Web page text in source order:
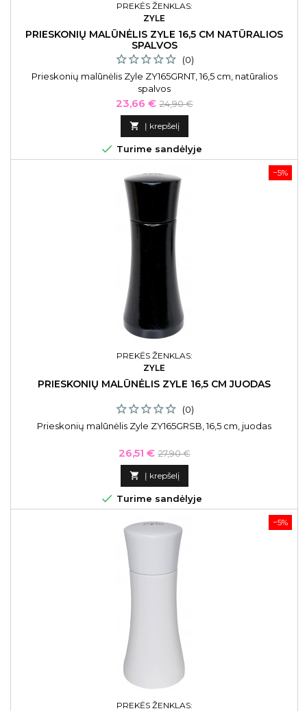
PREKĖS ŽENKLAS:
ZYLE
PRIESKONIŲ MALŪNĖLIS ZYLE 16,5 CM NATŪRALIOS
SPALVOS
(0)
Prieskonių malūnėlis Zyle ZY165GRNT, 16,5 cm, natūralios
spalvos
Kaina
23,66 € Bazinė
kaina
24,90 €
 Į krepšelį
 Turime sandėlyje
−5%
PREKĖS ŽENKLAS:
ZYLE
PRIESKONIŲ MALŪNĖLIS ZYLE 16,5 CM JUODAS
(0)
Prieskonių malūnėlis Zyle ZY165GRSB, 16,5 cm, juodas
Kaina
26,51 € Bazinė
kaina
27,90 €
 Į krepšelį
 Turime sandėlyje
−5%
PREKĖS ŽENKLAS: